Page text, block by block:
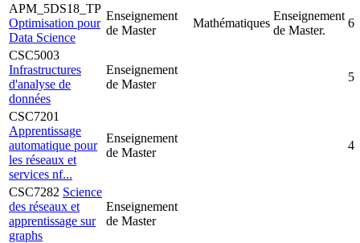
APM_5DS18_TP
Optimisation pour
Data Science
Enseignement
de Master
Mathématiques
Enseignement
de Master.
6
CSC5003
Infrastructures
d'analyse de
données
Enseignement
de Master
5
CSC7201
Apprentissage
automatique pour
les réseaux et
services nf...
Enseignement
de Master
4
CSC7282 Science
des réseaux et
apprentissage sur
graphs
Enseignement
de Master